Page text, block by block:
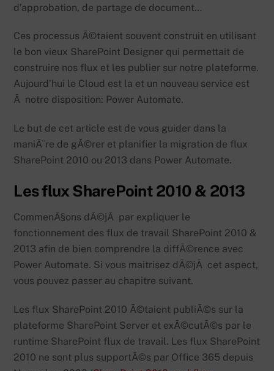
d’approbation, de partage de document…
Ces processus Ã©taient souvent construit en utilisant
le bon vieux SharePoint Designer qui permettait de
construire nos flux et les publier sur notre plateforme.
Aujourd’hui le Cloud est la et un nouveau service est
Ã notre disposition: Power Automate.
Le but de cet article est de vous guider dans la
maniÃ¨re de gÃ©rer et planifier la migration de flux
SharePoint 2010 ou 2013 dans Power Automate.
Les flux SharePoint 2010 & 2013
CommenÃ§ons dÃ©jÃ par expliquer le
fonctionnement des flux de travail SharePoint 2010 &
2013 afin de bien comprendre la diffÃ©rence avec
Power Automate. Si vous maitrisez dÃ©jÃ cet aspect,
vous pouvez passer au chapitre suivant.
Les flux SharePoint 2010 Ã©taient publiÃ©s sur la
plateforme SharePoint Server et exÃ©cutÃ©s par le
runtime SharePoint flux de travail. Les flux SharePoint
2010 ne sont plus supportÃ©s par Office 365 depuis